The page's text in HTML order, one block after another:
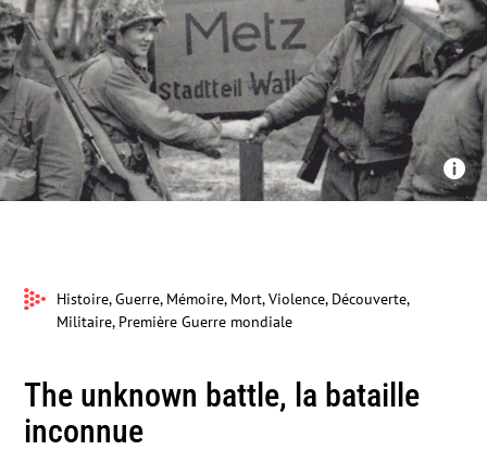
Nomades TV, Histoire, Mirabelle TV - The unknown battle,
la bataille inconnue 
Histoire, Guerre, Mémoire, Mort, Violence, Découverte,
Militaire, Première Guerre mondiale
The unknown battle, la bataille
inconnue